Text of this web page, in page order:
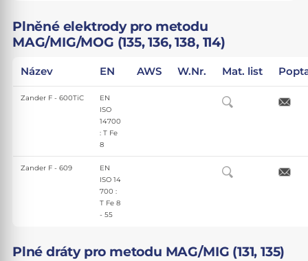
Plněné elektrody pro metodu
MAG/MIG/MOG (135, 136, 138, 114)
Název EN AWS W.Nr. Mat. list
Zander F - 600TiC
EN
ISO
14700
: T Fe
8
Zander F - 609
EN
ISO 14
700 :
T Fe 8
- 55
Plné dráty pro metodu MAG/MIG (131, 135)